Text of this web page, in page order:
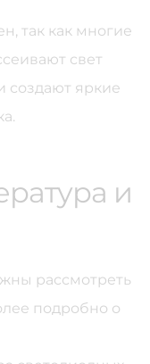
так как многие
свет
создают яркие
и
рассмотреть
подробно о